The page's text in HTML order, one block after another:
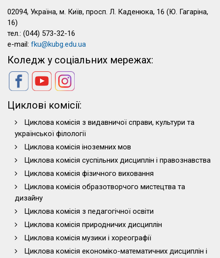
02094, Україна, м. Київ, просп. Л. Каденюка, 16 (Ю. Гагаріна,
16)
тел.: (044) 573-32-16
e-mail: fku@kubg.edu.ua
Коледж у соціальних мережах:
Циклові комісії:
Циклова комісія з видавничої справи, культури та
української філології
Циклова комісія іноземних мов
Циклова комісія суспільних дисциплін і правознавства
Циклова комісія фізичного виховання
Циклова комісія образотворчого мистецтва та
дизайну
Циклова комісія з педагогічної освіти
Циклова комісія природничих дисциплін
Циклова комісія музики і хореографії
Циклова комісія економіко-математичних дисциплін і